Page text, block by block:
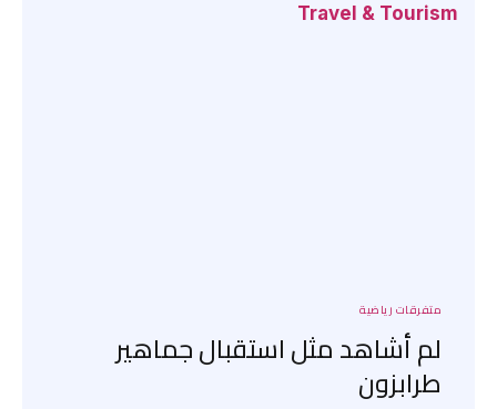
Travel & Tourism
متفرقات رياضية
لم أشاهد مثل استقبال جماهير
طرابزون